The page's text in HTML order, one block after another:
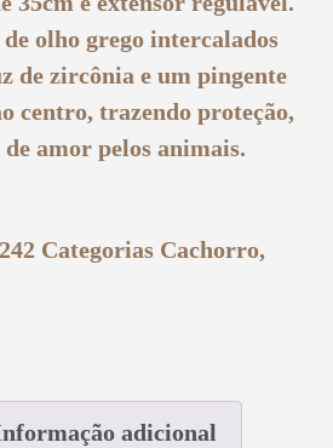
olho grego intercalados
de zircônia e um pingente
centro, trazendo proteção,
amor pelos animais.
Categorias Cachorro,
adicional